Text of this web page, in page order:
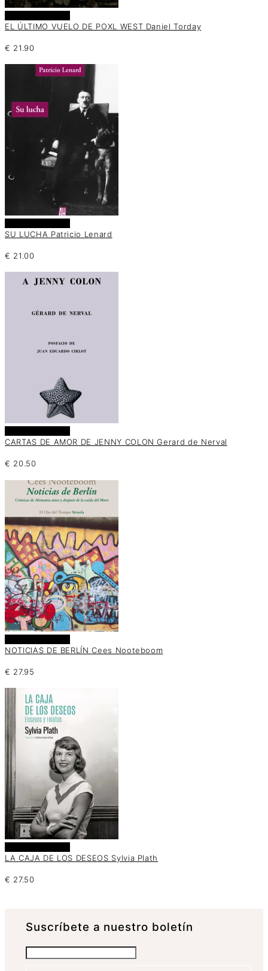
EL ÚLTIMO VUELO DE POXL WEST Daniel Torday
€ 21.90
SU LUCHA Patricio Lenard
€ 21.00
CARTAS DE AMOR DE JENNY COLON Gerard de Nerval
€ 20.50
NOTICIAS DE BERLÍN Cees Nooteboom
€ 27.95
LA CAJA DE LOS DESEOS Sylvia Plath
€ 27.50
Suscrí­bete a nuestro boletín